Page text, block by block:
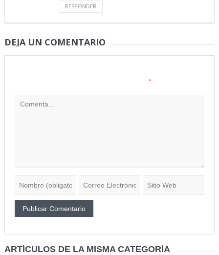
RESPONDER
DEJA UN COMENTARIO
*
ARTÍCULOS DE LA MISMA CATEGORÍA